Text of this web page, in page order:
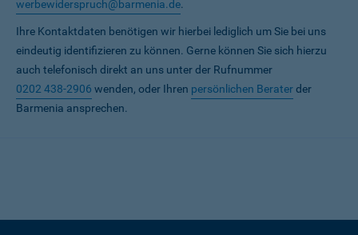
werbewiderspruch@barmenia.de.
Ihre Kontaktdaten benötigen wir hierbei lediglich um Sie bei uns
eindeutig identifizieren zu können. Gerne können Sie sich hierzu
auch telefonisch direkt an uns unter der Rufnummer
0202 438-2906 wenden, oder Ihren persönlichen Beraterder
Barmenia ansprechen.